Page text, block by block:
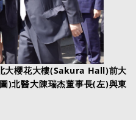
大櫻花大樓(Sakura Hall)前大
)北醫大陳瑞杰董事長(左)與東